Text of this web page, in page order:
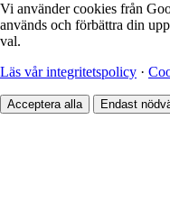
Vi använder cookies från
används och förbättra din
val.
Läs vår integritetspolicy ·
Acceptera alla Endast